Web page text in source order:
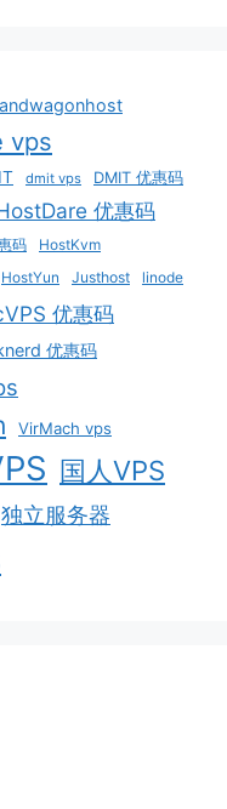
vps
dmit vps DMIT 优惠码
优惠码
码 HostKvm
HostYun Justhost linode
优惠码
优惠码
VirMach vps
国人VPS
独立服务器